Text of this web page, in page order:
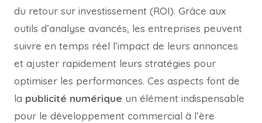
du retour sur investissement (ROI). Grâce aux
outils d’analyse avancés, les entreprises peuvent
suivre en temps réel l’impact de leurs annonces
et ajuster rapidement leurs stratégies pour
optimiser les performances. Ces aspects font de
la publicité numérique un élément indispensable
pour le développement commercial à l’ère